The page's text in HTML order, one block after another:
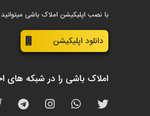
با نصب اپلیکیشن املاک باشی
دانلود اپلیکیشن
املاک باشی را در شبکه های